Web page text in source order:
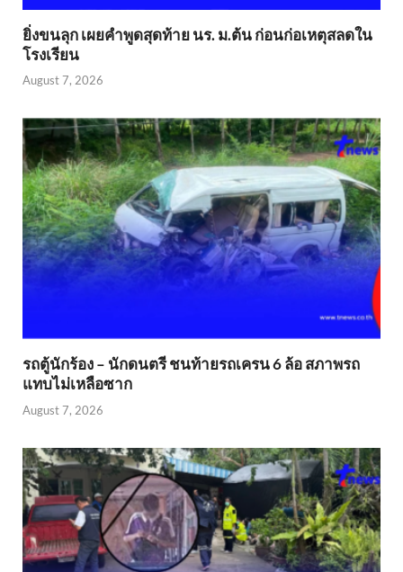
ยิ่งขนลุก เผยคำพูดสุดท้าย นร. ม.ต้น ก่อนก่อเหตุสลดใน
โรงเรียน
August 7, 2026
รถตู้นักร้อง – นักดนตรี ชนท้ายรถเครน 6 ล้อ สภาพรถ
แทบไม่เหลือซาก
August 7, 2026